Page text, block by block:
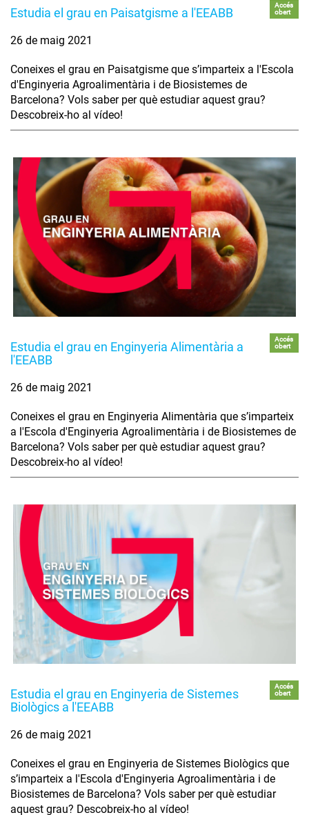
Estudia el grau en Paisatgisme a l'EEABB
Accés
obert
26 de maig 2021
Coneixes el grau en Paisatgisme que s’imparteix a l'Escola
d'Enginyeria Agroalimentària i de Biosistemes de
Barcelona? Vols saber per què estudiar aquest grau?
Descobreix-ho al vídeo!
Estudia el grau en Enginyeria Alimentària a
l'EEABB
Accés
obert
26 de maig 2021
Coneixes el grau en Enginyeria Alimentària que s’imparteix
a l'Escola d'Enginyeria Agroalimentària i de Biosistemes de
Barcelona? Vols saber per què estudiar aquest grau?
Descobreix-ho al vídeo!
Estudia el grau en Enginyeria de Sistemes
Biològics a l'EEABB
Accés
obert
26 de maig 2021
Coneixes el grau en Enginyeria de Sistemes Biològics que
s’imparteix a l'Escola d'Enginyeria Agroalimentària i de
Biosistemes de Barcelona? Vols saber per què estudiar
aquest grau? Descobreix-ho al vídeo!